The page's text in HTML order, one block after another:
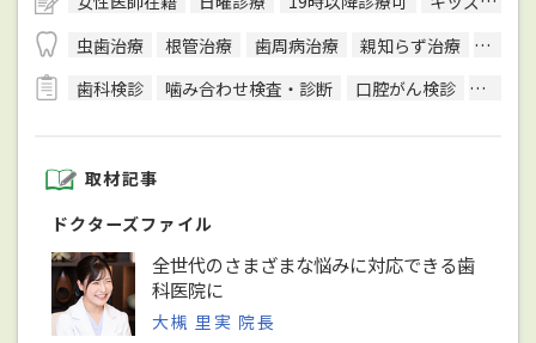
虫歯治療
根管治療 歯周病治療 親知らず治療
顎関
歯科検診
噛み合わせ検査・診断 口腔がん検診 CT検査
取材記事
ドクターズファイル
全世代のさまざまな悩みに対応できる歯
科医院に
大槻 里実 院長